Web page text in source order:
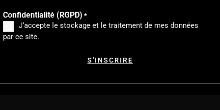
Confidentialité (RGPD) *
J‘accepte le stockage et le traitement de mes données
par ce site.